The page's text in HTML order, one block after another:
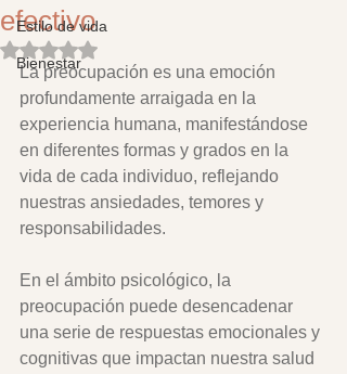
Estilo de vida
Bienestar
efectivo
Obtuvo NaN de 5 estrellas.
La preocupación es una emoción
profundamente arraigada en la
experiencia humana, manifestándose
en diferentes formas y grados en la
vida de cada individuo, reflejando
nuestras ansiedades, temores y
responsabilidades.
En el ámbito psicológico, la
preocupación puede desencadenar
una serie de respuestas emocionales y
cognitivas que impactan nuestra salud